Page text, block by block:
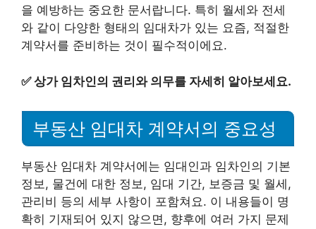
을 예방하는 중요한 문서랍니다. 특히 월세와 전세
와 같이 다양한 형태의 임대차가 있는 요즘, 적절한
계약서를 준비하는 것이 필수적이에요.
✅상가 임차인의 권리와 의무를 자세히 알아보세요.
부동산 임대차 계약서의 중요성
부동산 임대차 계약서에는 임대인과 임차인의 기본
정보, 물건에 대한 정보, 임대 기간, 보증금 및 월세,
관리비 등의 세부 사항이 포함쳐요. 이 내용들이 명
확히 기재되어 있지 않으면, 향후에 여러 가지 문제